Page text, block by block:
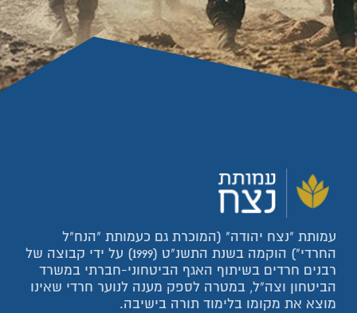
עמותת "נצח יהודה" (המוכרת גם כעמותת "הנח"ל
החרדי") הוקמה בשנת התשנ"ט (1999) על ידי קבוצה של
רבנים חרדים בשיתוף האגף הביטחוני-חברתי במשרד
הביטחון וצה"ל, במטרה לספק מענה לנוער חרדי שאינו
מוצא את מקומו בלימוד תורה בישיבה.